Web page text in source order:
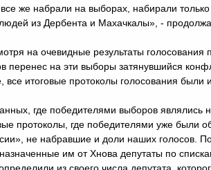
же набрали на выборах, набирали только
из Дербента и Махачкалы», -
на очевидные результаты голосования
перенес на эти выборы затянувшийся
все итоговые протоколы голосования были
где победителями выборов являлись
протоколы, где победителями уже были
не набравшие и доли наших голосов.
им от Хнова депутаты по